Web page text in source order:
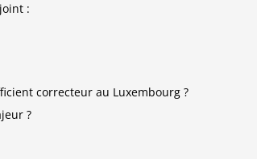
:
correcteur au Luxembourg ?
?